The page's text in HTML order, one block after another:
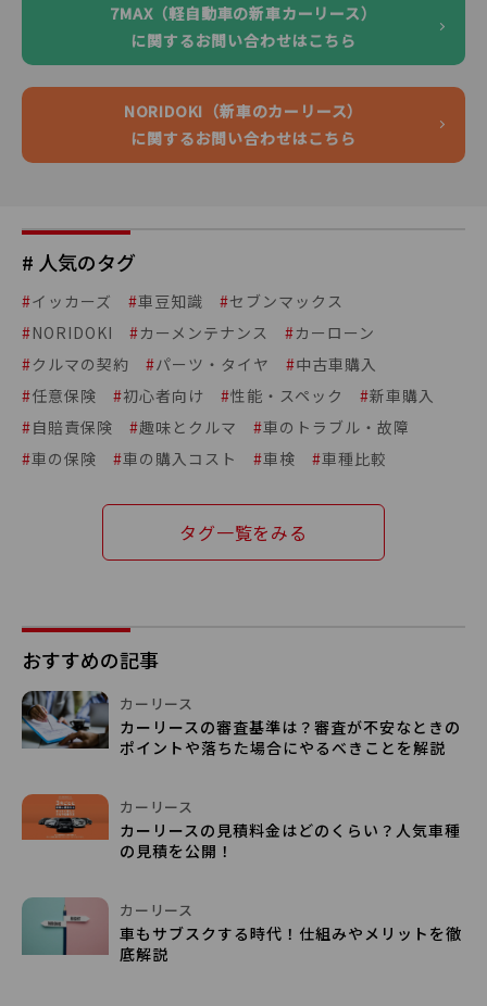
7MAX（軽自動車の新車カーリース）
に関するお問い合わせはこちら
NORIDOKI（新車のカーリース）
に関するお問い合わせはこちら
# 人気のタグ
#イッカーズ #車豆知識 #セブンマックス
#NORIDOKI #カーメンテナンス #カーローン
#クルマの契約 #パーツ・タイヤ #中古車購入
#任意保険 #初心者向け #性能・スペック #新車購入
#自賠責保険 #趣味とクルマ #車のトラブル・故障
#車の保険 #車の購入コスト #車検 #車種比較
タグ一覧をみる
おすすめの記事
カーリース
カーリースの審査基準は？審査が不安なときの
ポイントや落ちた場合にやるべきことを解説
カーリース
カーリースの見積料金はどのくらい？人気車種
の見積を公開！
カーリース
車もサブスクする時代！仕組みやメリットを徹
底解説